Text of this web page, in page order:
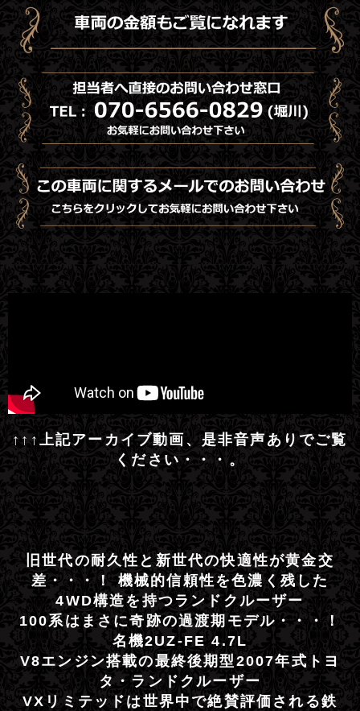
↑↑↑上記アーカイブ動画、是非音声ありでご覧
ください・・・。
旧世代の耐久性と新世代の快適性が黄金交
差・・・！ 機械的信頼性を色濃く残した
4WD構造を持つランドクルーザー
100系はまさに奇跡の過渡期モデル・・・！
名機2UZ-FE 4.7L
V8エンジン搭載の最終後期型2007年式トヨ
タ・ランドクルーザー
VXリミテッドは世界中で絶賛評価される鉄